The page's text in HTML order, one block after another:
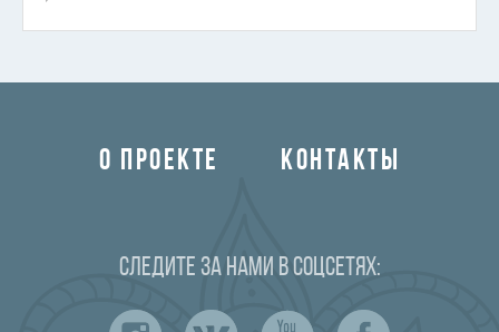
О ПРОЕКТЕ КОНТАКТЫ
Следите за нами в соцсетях: